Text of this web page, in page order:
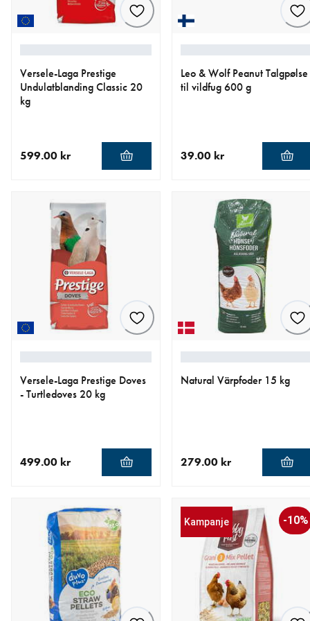
Versele-Laga Prestige
Undulatblanding Classic 20
kg
599.00 kr
Leo & Wolf Peanut Talgpølse
til vildfug 600 g
39.00 kr
Versele-Laga Prestige Doves
- Turtledoves 20 kg
499.00 kr
Natural Värpfoder 15 kg
279.00 kr
Kampanje -10%